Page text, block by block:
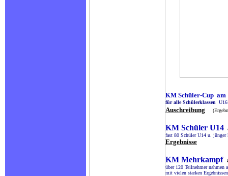
KM Schüler-Cup
für alle Schülerklassen
Auschreibung
KM Schüler U14
fast 80 Schüler U14 u.
Ergebnisse
KM Mehrkampf
über 120 Teilnehmer nahmen
mit vielen starken